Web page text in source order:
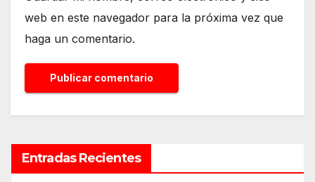
web en este navegador para la próxima vez que
haga un comentario.
Entradas Recientes